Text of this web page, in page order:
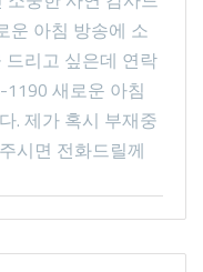
운 아침 방송에 소
드리고 싶은데 연락
새로운 아침
. 제가 혹시 부재중
시면 전화드릴께